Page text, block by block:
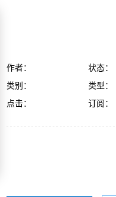
作者：
状态：
类别：
类型：
点击：
订阅：